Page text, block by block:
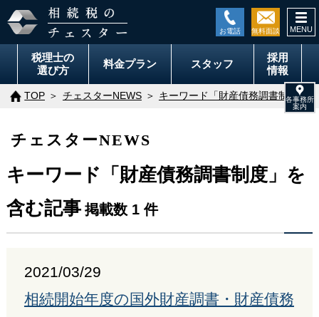
税理士の
選び方
料金プラン スタッフ
採用
情報
TOP チェスターNEWS キーワード「財産債務調書制度」
チェスターNEWS
キーワード「財産債務調書制度」を
含む記事 掲載数 1 件
2021/03/29
相続開始年度の国外財産調書・財産債務